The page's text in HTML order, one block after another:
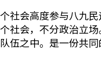
社会高度参与八九
社会，不分政治立
伍之中。是一份共